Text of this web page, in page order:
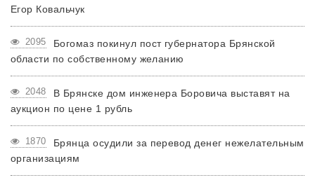
Егор Ковальчук
2095
Богомаз покинул пост губернатора Брянской
области по собственному желанию
2048
В Брянске дом инженера Боровича выставят на
аукцион по цене 1 рубль
1870
Брянца осудили за перевод денег нежелательным
организациям